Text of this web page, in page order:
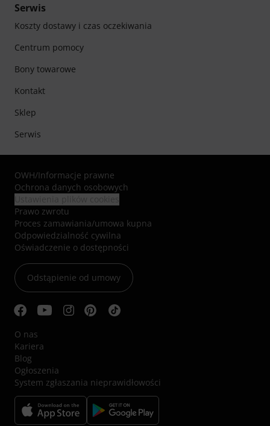
Serwis
Koszty dostawy i czas oczekiwania
Centrum pomocy
Bony towarowe
Kontakt
Sklep
Serwis
OWH/Informacje prawne
Ochrona danych osobowych
Prawo zwrotu
Proces zamawiania/umowa kupna
Odpowiedzialność cywilna
Oświadczenie o dostępności
Odstąpienie od umowy
O nas
Kariera
Blog
Ogłoszenia
System zgłaszania nieprawidłowości